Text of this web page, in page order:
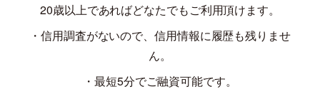
20歳以上であればどなたでもご利用頂けます。
・信用調査がないので、信用情報に履歴も残りませ
ん。
・最短5分でご融資可能です。